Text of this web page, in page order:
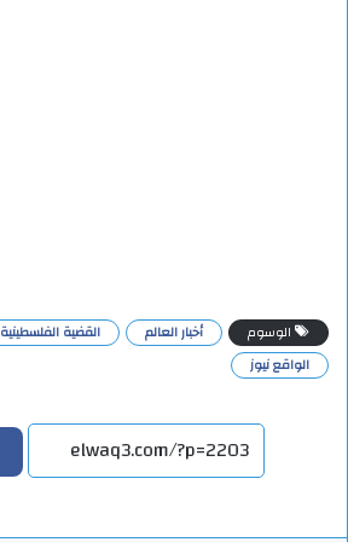
الوسوم أخبار العالم القضية الفلسطينية
الواقع نيوز